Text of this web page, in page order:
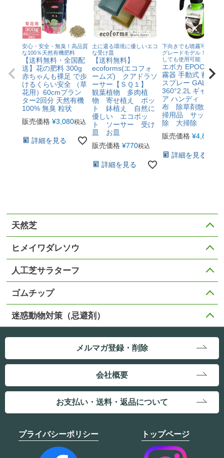
安心・安全・無臭！高品質
な100％天然有機肥料
【送料無料・全国配
送】花の肥料 300g
赤ちゃんも裸足 で歩
けるくらい安全 （草
花用）60cmプラン
ター2回分 天然有機
100% 無臭 粒状
販売価格 ¥3,080税込
詳細を見る
土に還る環境に優しいエコ
な受け皿
【送料無料】
ecoforms(エコフォ
ームズ) クアドラソ
ーサー【ＳＱ１】
観葉植物 多肉植
物 寄せ植え ポッ
ト 鉢植え 自然に
優しい エコポッ
ト ソーサー 受け
皿 お皿
販売価格 ¥770税込
詳細を見る
下向きでも噴霧可能なハ
グレードモデル！清掃用
しても使用可能
エポカ EPOCA社
霧器 手動式 蓄圧式
スプレー
360°2.2L ギャラク
ア ハンディ 肥料
布 除草剤散布
掃用品 サッシ掃
除 大掃除
販売価格 ¥4,840
詳細を見る
天然芝
ヒメイワダレソウ
人工芝サラターフ
ゴムチップ
迷惑動物対策（忌避剤）
メルマガ登録・削除
会社概要
お支払い・送料・返品について
プライバシーポリシー トップページ